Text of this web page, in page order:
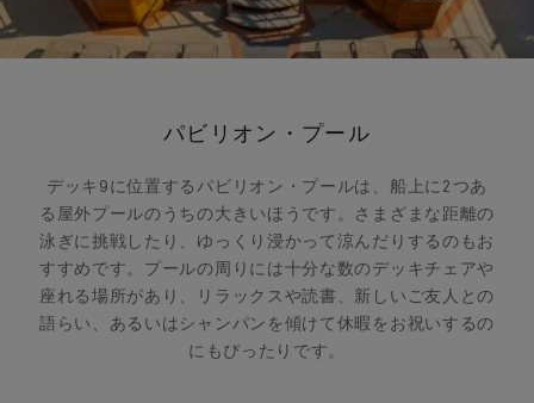
パビリオン・プール
デッキ9に位置するパビリオン・プールは、船上に2つあ
る屋外プールのうちの大きいほうです。さまざまな距離の
泳ぎに挑戦したり、ゆっくり浸かって涼んだりするのもお
すすめです。プールの周りには十分な数のデッキチェアや
座れる場所があり、リラックスや読書、新しいご友人との
語らい、あるいはシャンパンを傾けて休暇をお祝いするの
にもぴったりです。